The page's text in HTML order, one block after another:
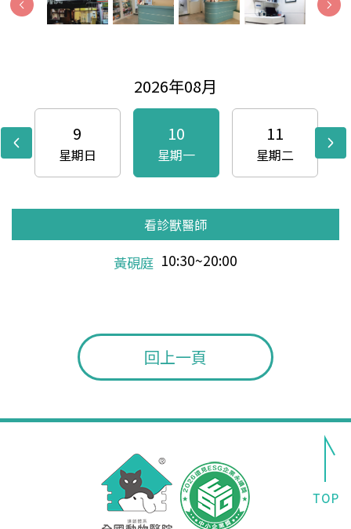
2026年08月
9
星期日
10
星期一
11
星期二
看診獸醫師
林松頡 10:30~20:00
看診獸醫師
林松頡 10:30~20:00
看診獸醫師
黃硯庭 10:30~20:00
看診獸醫師
鄧炳池 12:00~20:00
看診獸醫師
王小玲 10:30~16:00
看診獸醫師
黃硯庭 10:30~20:00
看診獸醫師
鄧炳池 12:00~20:00
看診獸醫師
林松頡 10:30~20:00
看診獸醫師
林松頡 10:30~20:00
看診獸醫師
黃硯庭 10:30~20:00
看診獸醫師
鄧炳池 12:00~20:00
看診獸醫師
王小玲 10:30~16:00
看診獸醫師
黃硯庭 10:30~20:00
看診獸醫師
鄧炳池 12:00~20:00
看診獸醫師
林松頡 10:30~20:00
看診獸醫師
林松頡 10:30~20:00
看診獸醫師
黃硯庭 10:30~20:00
看診獸醫師
鄧炳池 12:00~20:00
看診獸醫師
王小玲 10:30~16:00
看診獸醫師
黃硯庭 10:30~20:00
看診獸醫師
鄧炳池 12:00~20:00
看診獸醫師
林松頡 10:30~20:00
看診獸醫師
林松頡 10:30~20:00
看診獸醫師
黃硯庭 10:30~20:00
看診獸醫師
鄧炳池 12:00~20:00
看診獸醫師
王小玲 10:30~16:00
看診獸醫師
黃硯庭 10:30~20:00
看診獸醫師
鄧炳池 12:00~20:00
看診獸醫師
林松頡 10:30~20:00
看診獸醫師
林松頡 10:30~20:00
看診獸醫師
黃硯庭 10:30~20:00
回上一頁